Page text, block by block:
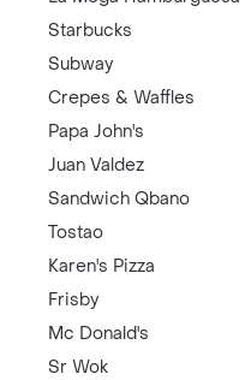
Starbucks
Subway
Crepes & Waffles
Papa John's
Juan Valdez
Sandwich Qbano
Tostao
Karen's Pizza
Frisby
Mc Donald's
Sr Wok